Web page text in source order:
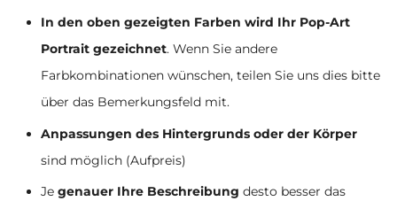
In den oben gezeigten Farben wird Ihr Pop-Art
Portrait gezeichnet. Wenn Sie andere
Farbkombinationen wünschen, teilen Sie uns dies bitte
über das Bemerkungsfeld mit.
Anpassungen des Hintergrunds oder der Körper
sind möglich (Aufpreis)
Je genauer Ihre Beschreibung desto besser das